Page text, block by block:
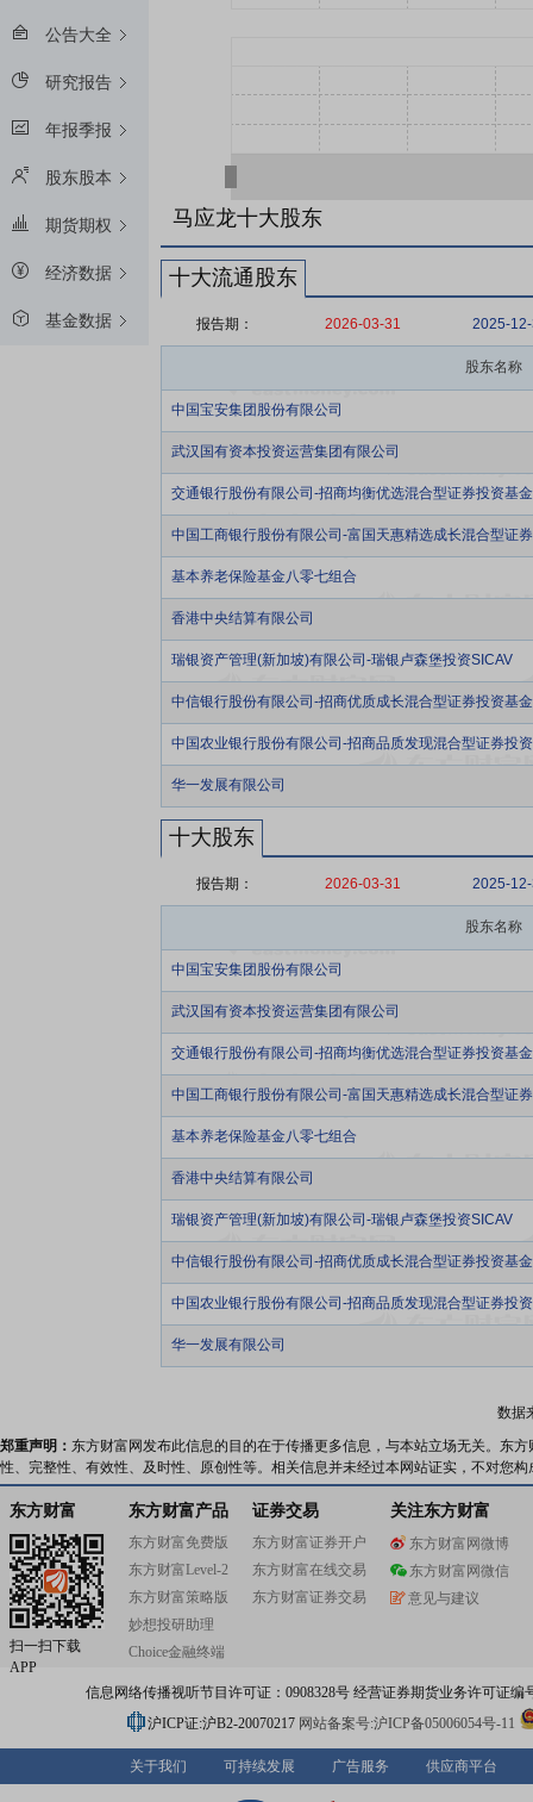
公告大全
研究报告
年报季报
股东股本
期货期权
经济数据
基金数据
马应龙十大股东
十大流通股东
报告期： 2026-03-31 2025-
股东名称
中国宝安集团股份有限公司
武汉国有资本投资运营集团有限公司
交通银行股份有限公司-招商均衡优选混合型证券投资基金
中国工商银行股份有限公司-富国天惠精选成长混合型证
基本养老保险基金八零七组合
香港中央结算有限公司
瑞银资产管理(新加坡)有限公司-瑞银卢森堡投资SICAV
中信银行股份有限公司-招商优质成长混合型证券投资基
中国农业银行股份有限公司-招商品质发现混合型证券投
华一发展有限公司
十大股东
报告期： 2026-03-31 2025-
股东名称
中国宝安集团股份有限公司
武汉国有资本投资运营集团有限公司
交通银行股份有限公司-招商均衡优选混合型证券投资基金
中国工商银行股份有限公司-富国天惠精选成长混合型证
基本养老保险基金八零七组合
香港中央结算有限公司
瑞银资产管理(新加坡)有限公司-瑞银卢森堡投资SICAV
中信银行股份有限公司-招商优质成长混合型证券投资基
中国农业银行股份有限公司-招商品质发现混合型证券投
华一发展有限公司
数据
郑重声明： 东方财富网发布此信息的目的在于传播更多信息，与本站立场无关。东
性、完整性、有效性、及时性、原创性等。相关信息并未经过本网站证实，不对您
东方财富
扫一扫下载
APP
东方财富产品
东方财富免费版
东方财富Level-2
东方财富策略版
妙想投研助理
Choice金融终端
证券交易
东方财富证券开户
东方财富在线交易
东方财富证券交易
关注东方财富
东方财富网微博
东方财富网微信
意见与建议
信息网络传播视听节目许可证：0908328号 经营证券期货业务许可证编
沪ICP证:沪B2-20070217 网站备案号:沪ICP备05006054号-11
关于我们 可持续发展 广告服务 供应商平台